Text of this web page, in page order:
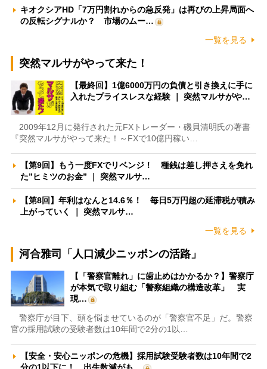
キオクシアHD「7万円割れからの急反発」は再びの上昇局面へ
の反転シグナルか？ 市場のムー…
一覧を見る
突然マルサがやって来た！
【最終回】1億6000万円の負債と引き換えに手に
入れたプライスレスな経験 ｜ 突然マルサがや…
2009年12月に発行された元FXトレーダー・磯貝清明氏の著書
『突然マルサがやって来た！～FXで10億円稼い…
【第9回】もう一度FXでリベンジ！ 種銭は差し押さえを免れ
た”ヒミツのお金” ｜ 突然マルサ…
【第8回】年利はなんと14.6％！ 毎日5万円超の延滞税が積み
上がっていく ｜ 突然マルサ…
一覧を見る
河合雅司「人口減少ニッポンの活路」
【「警察官離れ」に歯止めはかかるか？】警察庁
が本気で取り組む「警察組織の構造改革」 実
現…
警察庁が目下、頭を悩ませているのが「警察官不足」だ。警察
官の採用試験の受験者数は10年間で2分の1以…
【安全・安心ニッポンの危機】採用試験受験者数は10年間で2